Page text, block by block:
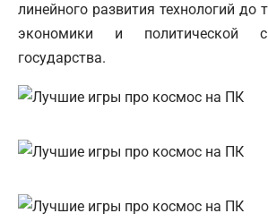
линейного развития технологий до
экономики и политической
государства.